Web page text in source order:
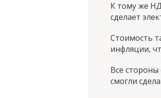
К тому же
сделает
Стоимость
инфляции,
Все
смогли